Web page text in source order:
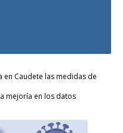
en Caudete las medidas de
mejoría en los datos